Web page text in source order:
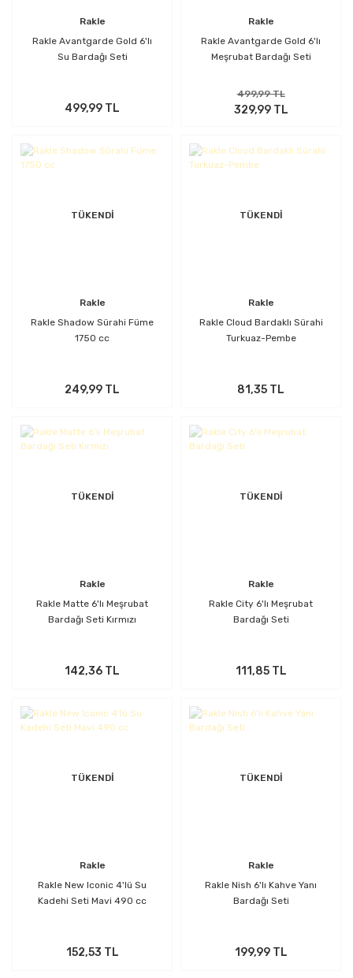
Rakle
Rakle Avantgarde Gold 6'lı
Su Bardağı Seti
499,99 TL
Rakle
Rakle Avantgarde Gold 6'lı
Meşrubat Bardağı Seti
499,99 TL
329,99 TL
TÜKENDİ
Rakle
Rakle Shadow Sürahi Füme
1750 cc
249,99 TL
TÜKENDİ
Rakle
Rakle Cloud Bardaklı Sürahi
Turkuaz-Pembe
81,35 TL
TÜKENDİ
Rakle
Rakle Matte 6'lı Meşrubat
Bardağı Seti Kırmızı
142,36 TL
TÜKENDİ
Rakle
Rakle City 6'lı Meşrubat
Bardağı Seti
111,85 TL
TÜKENDİ
Rakle
Rakle New Iconic 4'lü Su
Kadehi Seti Mavi 490 cc
152,53 TL
TÜKENDİ
Rakle
Rakle Nish 6'lı Kahve Yanı
Bardağı Seti
199,99 TL